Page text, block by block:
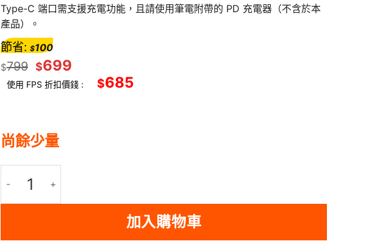
Type-C 端口需支援充電功能，且請使用筆電附帶的 PD 充電器（不含於本
產品）。
$799 $699
節省: $100
使用 FPS 折扣價錢 : $685
尚餘少量
加入購物車